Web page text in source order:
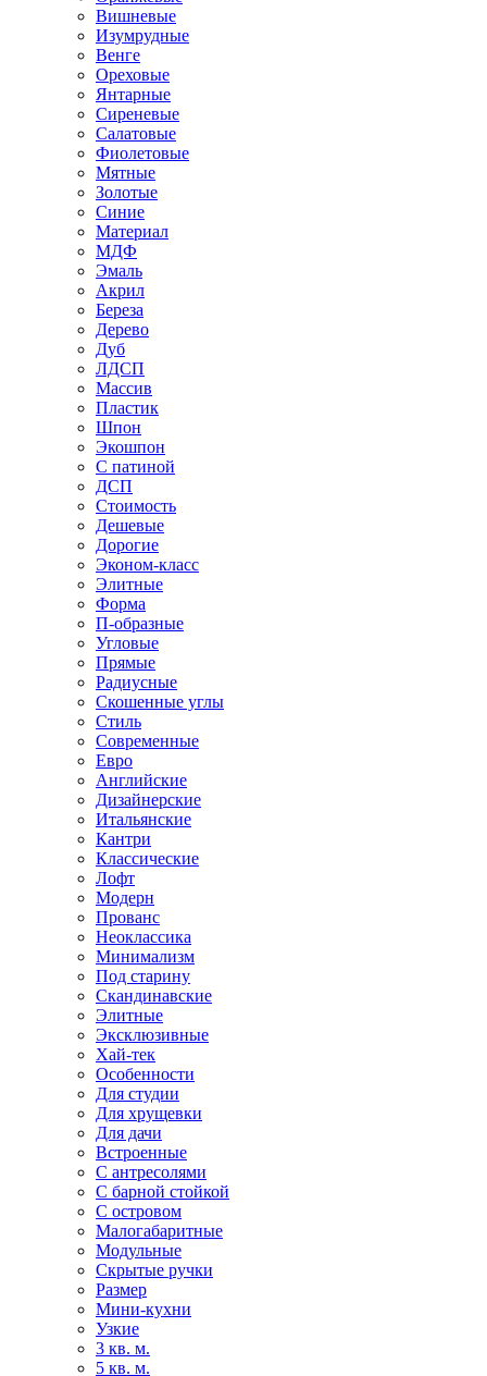
Вишневые
Изумрудные
Венге
Ореховые
Янтарные
Сиреневые
Салатовые
Фиолетовые
Мятные
Золотые
Синие
Материал
МДФ
Эмаль
Акрил
Береза
Дерево
Дуб
ЛДСП
Массив
Пластик
Шпон
Экошпон
С патиной
ДСП
Стоимость
Дешевые
Дорогие
Эконом-класс
Элитные
Форма
П-образные
Угловые
Прямые
Радиусные
Скошенные углы
Стиль
Современные
Евро
Английские
Дизайнерские
Итальянские
Кантри
Классические
Лофт
Модерн
Прованс
Неоклассика
Минимализм
Под старину
Скандинавские
Элитные
Эксклюзивные
Хай-тек
Особенности
Для студии
Для хрущевки
Для дачи
Встроенные
С антресолями
С барной стойкой
С островом
Малогабаритные
Модульные
Скрытые ручки
Размер
Мини-кухни
Узкие
3 кв. м.
5 кв. м.